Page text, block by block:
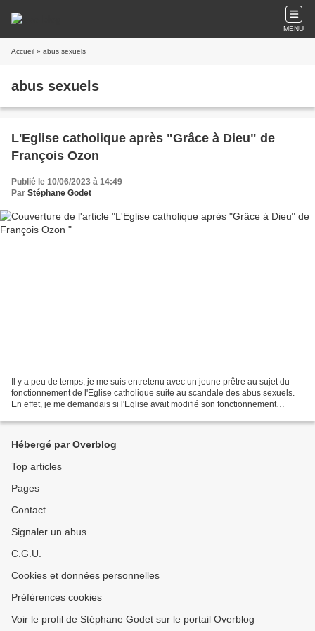
MENU
Accueil » abus sexuels
abus sexuels
L'Eglise catholique après "Grâce à Dieu" de
François Ozon
Publié le 10/06/2023 à 14:49
Par Stéphane Godet
Il y a peu de temps, je me suis entretenu avec un jeune prêtre au sujet du
fonctionnement de l'Eglise catholique suite au scandale des abus sexuels.
En effet, je me demandais si l'Eglise avait modifié son fonctionnement
Hébergé par Overblog
Top articles
Pages
Contact
Signaler un abus
C.G.U.
Cookies et données personnelles
Préférences cookies
Voir le profil de Stéphane Godet sur le portail Overblog